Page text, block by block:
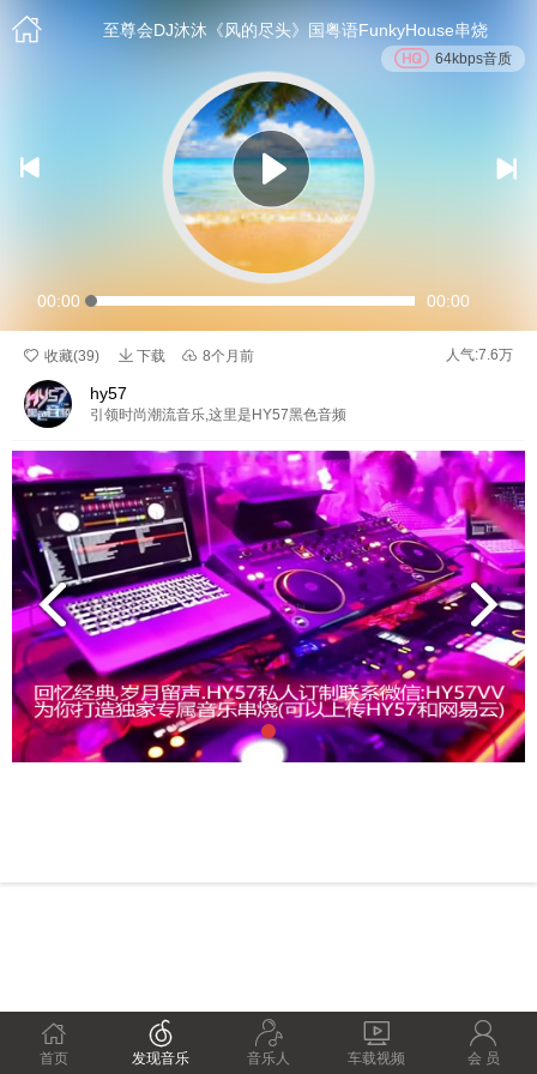
 至尊会DJ沐沐《风的尽头》国粤语FunkyHouse串烧
64kbps音质
 
00:00 00:00
 收藏(39)  下载  8个月前 人气:7.6万
hy57
引领时尚潮流音乐,这里是HY57黑色音频

首页

发现音乐

音乐人

车载视频

会 员